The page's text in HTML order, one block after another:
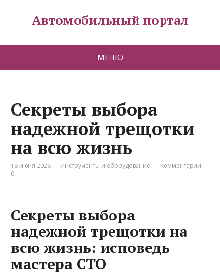
Автомобильный портал
МЕНЮ
Секреты выбора
надежной трещотки
на всю жизнь
18 июня 2026 Инструменты и оборудование
Комментарии:
0
Секреты выбора
надежной трещотки на
всю жизнь: исповедь
мастера СТО